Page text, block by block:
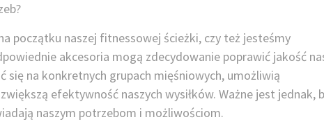
początku naszej fitnessowej ścieżki, czy też jesteśmy
akcesoria mogą zdecydowanie poprawić jakość
się na konkretnych grupach mięśniowych, umożliwią
efektywność naszych wysiłków. Ważne jest jednak,
naszym potrzebom i możliwościom.